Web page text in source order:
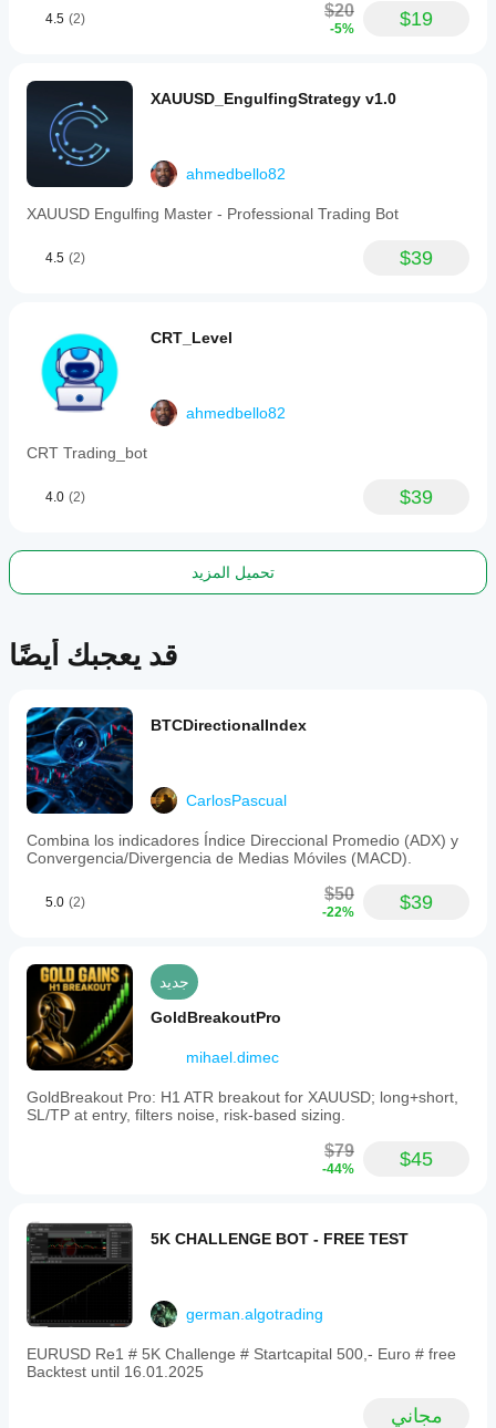
4.5 (2) $20
-5% $19
XAUUSD_EngulfingStrategy v1.0
ahmedbello82
XAUUSD Engulfing Master - Professional Trading Bot
4.5 (2) $39
CRT_Level
ahmedbello82
CRT Trading_bot
4.0 (2) $39
تحميل المزيد
قد يعجبك أيضًا
BTCDirectionalIndex
CarlosPascual
Combina los indicadores Índice Direccional Promedio (ADX) y
Convergencia/Divergencia de Medias Móviles (MACD).
5.0 (2) $50
-22% $39
جديد
GoldBreakoutPro
mihael.dimec
GoldBreakout Pro: H1 ATR breakout for XAUUSD; long+short,
SL/TP at entry, filters noise, risk-based sizing.
$79
-44% $45
5K CHALLENGE BOT - FREE TEST
german.algotrading
EURUSD Re1 # 5K Challenge # Startcapital 500,- Euro # free
Backtest until 16.01.2025
مجاني